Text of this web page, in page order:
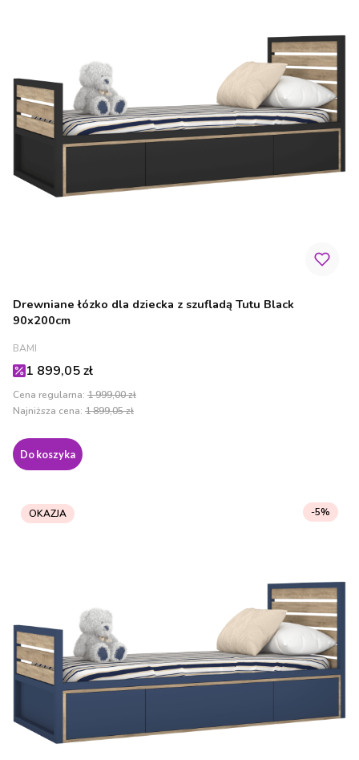
Drewniane łózko dla dziecka z szufladą Tutu Black
90x200cm
PRODUCENT
BAMI
Cena promocyjna
1 899,05 zł
Cena regularna: 1 999,00 zł
Najniższa cena: 1 899,05 zł
Do koszyka
OKAZJA -5%